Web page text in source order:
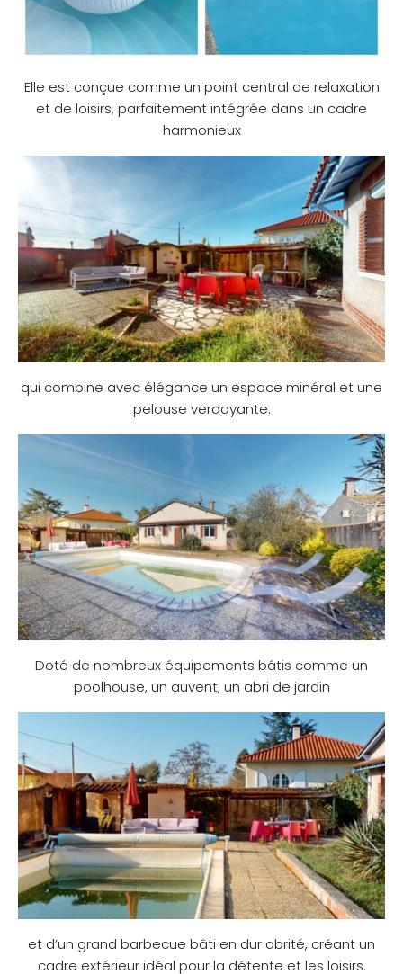
Elle est conçue comme un point central de relaxation
et de loisirs, parfaitement intégrée dans un cadre
harmonieux
qui combine avec élégance un espace minéral et une
pelouse verdoyante.
Doté de nombreux équipements bâtis comme un
poolhouse, un auvent, un abri de jardin
et d’un grand barbecue bâti en dur abrité, créant un
cadre extérieur idéal pour la détente et les loisirs.